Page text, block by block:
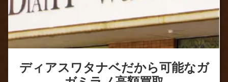
ディアスワタナベだから可能なガ